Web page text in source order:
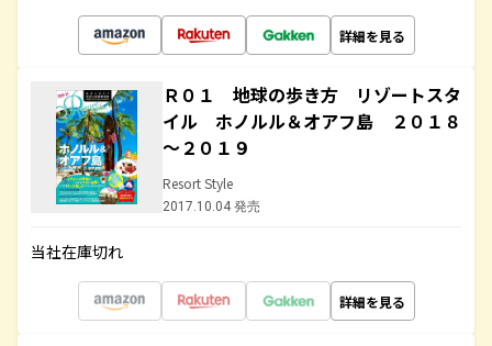
詳細を見る
Ｒ０１ 地球の歩き方 リゾートスタ
イル ホノルル＆オアフ島 ２０１８
～２０１９
Resort Style
2017.10.04 発売
当社在庫切れ
詳細を見る